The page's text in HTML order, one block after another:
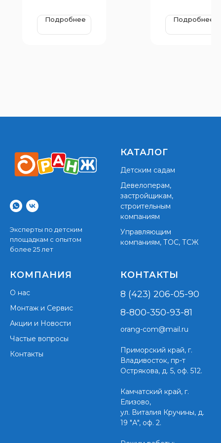
Подробнее Подробнее
Эксперты по детским
площадкам с опытом
более 25 лет
КАТАЛОГ
Детским садам
Девелоперам,
застройщикам,
строительным
компаниям
Управляющим
компаниям, ТОС, ТСЖ
КОМПАНИЯ
О нас
Монтаж и Сервис
Акции и Новости
Частые вопросы
Контакты
КОНТАКТЫ
8 (423) 206-05-90
8-800-350-93-81
orang-com@mail.ru
Приморский край, г.
Владивосток, пр-т
Острякова, д. 5, оф. 512.
Камчатский край, г.
Елизово,
ул. Виталия Кручины, д.
19 "А", оф. 2.